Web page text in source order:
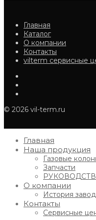
Главная
Каталог
О компании
Контакты
vilterm сервисные
© 2026 vil-term.ru
Главная
Наша продукция
Газовые
Запчасти
О компании
История
Контакты
Сервисные